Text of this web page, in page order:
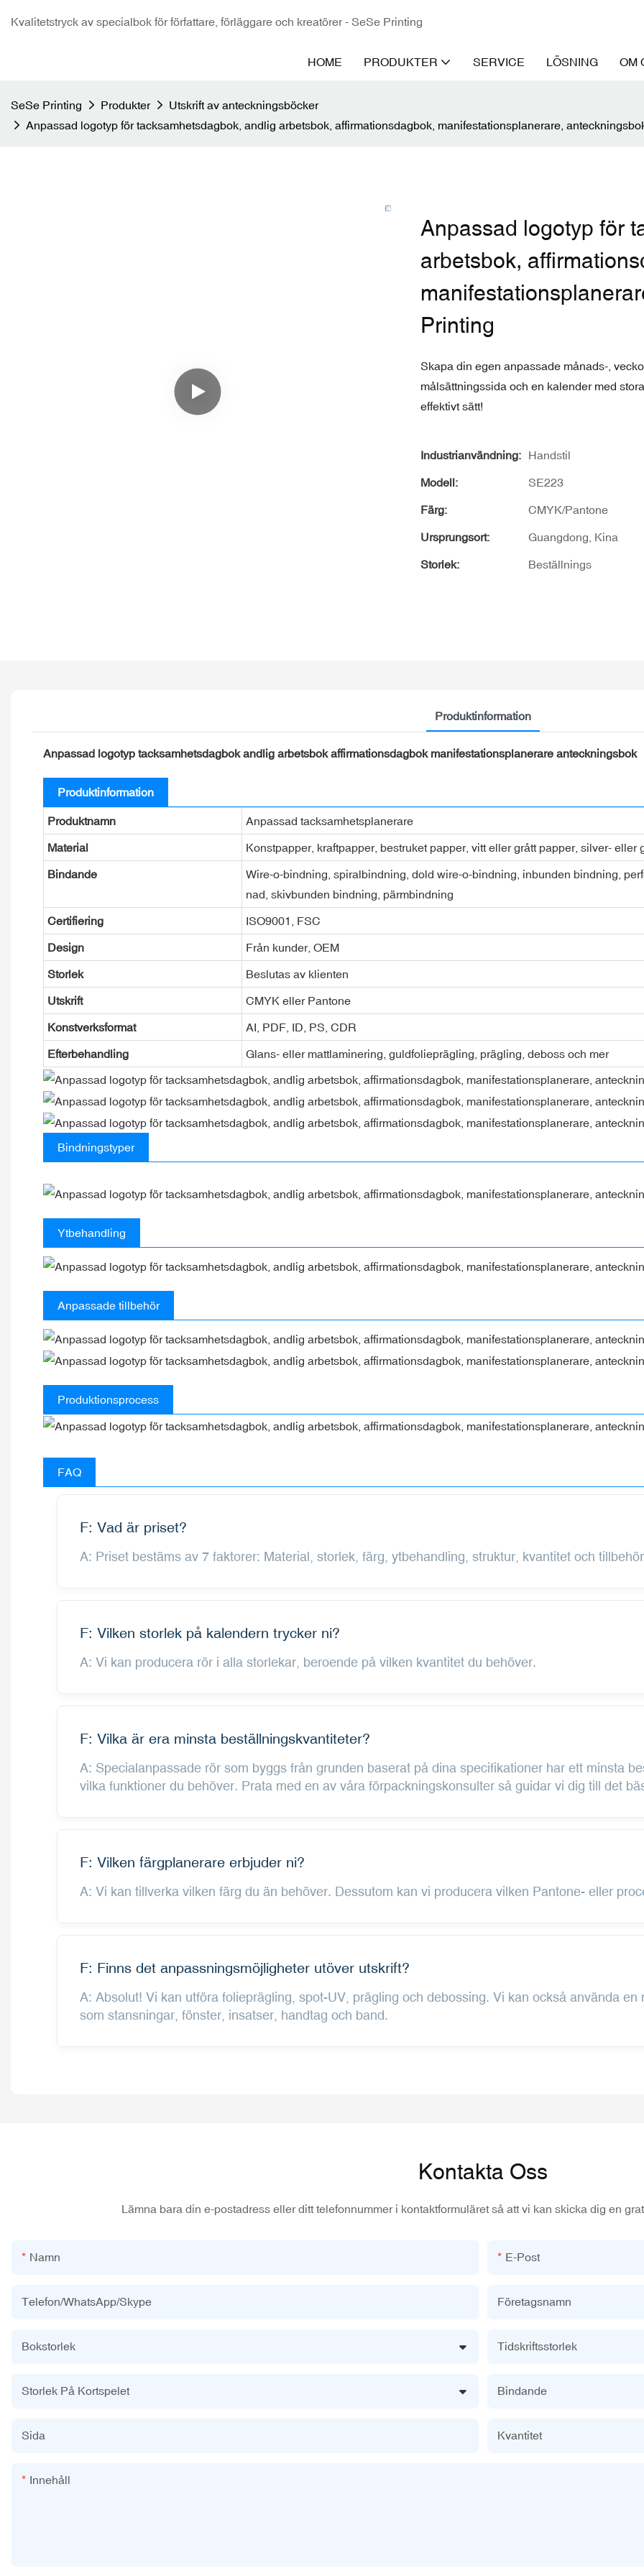
Kvalitetstryck av specialbok för författare, förläggare och kreatörer - SeSe Printing
HOME PRODUKTER SERVICE LÖSNING OM
SeSe Printing Produkter
Utskrift av anteckningsböcker
Anpassad logotyp för tacksamhetsdagbok, andlig arbetsbok, affirmationsdagbok, manifestationsplanerare,
Anpassad logotyp för
arbetsbok,
Printing
Skapa din egen anpassade månads-,
målsättningssida och en kalender med
effektivt sätt!
Industrianvändning: Handstil
Modell: SE223
Färg: CMYK/Pantone
Ursprungsort: Guangdong, Kina
Storlek: Beställnings
Produktinformation
Anpassad logotyp tacksamhetsdagbok andlig arbetsbok affirmationsdagbok manifestationsplanerare anteckningsbok
Produktinformation
Produktnamn Anpassad tacksamhetsplanerare
Material Konstpapper, kraftpapper, bestruket papper, vitt eller grått papper, silver-
Bindande
Wire-o-bindning, spiralbindning, dold wire-o-bindning, inbunden bindning,
nad, skivbunden bindning, pärmbindning
Certifiering ISO9001, FSC
Design Från kunder, OEM
Storlek Beslutas av klienten
Utskrift CMYK eller Pantone
Konstverksformat AI, PDF, ID, PS, CDR
Efterbehandling Glans- eller mattlaminering, guldfolieprägling, prägling, deboss och mer
Bindningstyper
Ytbehandling
Anpassade tillbehör
Produktionsprocess
FAQ
F: Vad är priset?
A: Priset bestäms av 7 faktorer: Material, storlek, färg, ytbehandling, struktur, kvantitet och
F: Vilken storlek på kalendern trycker ni?
A: Vi kan producera rör i alla storlekar, beroende på vilken kvantitet du behöver.
F: Vilka är era minsta beställningskvantiteter?
A: Specialanpassade rör som byggs från grunden baserat på dina specifikationer har ett minsta
vilka funktioner du behöver. Prata med en av våra förpackningskonsulter så guidar vi dig till det
F: Vilken färgplanerare erbjuder ni?
A: Vi kan tillverka vilken färg du än behöver. Dessutom kan vi producera vilken Pantone- eller
F: Finns det anpassningsmöjligheter utöver utskrift?
A: Absolut! Vi kan utföra folieprägling, spot-UV, prägling och debossing. Vi kan också använda
som stansningar, fönster, insatser, handtag och band.
Kontakta Oss
Lämna bara din e-postadress eller ditt telefonnummer i kontaktformuläret så att vi kan skicka dig en
Namn E-Post
Telefon/WhatsApp/Skype Företagsnamn
Bokstorlek Tidskriftsstorlek
Storlek På Kortspelet Bindande
Sida Kvantitet
Innehåll